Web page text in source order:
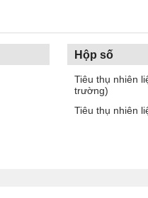
Hộp số
Tiêu thụ nhiên
trường)
Tiêu thụ nhiên